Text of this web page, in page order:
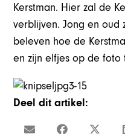
Kerstman. Hier zal de
verblijven. Jong en oud
beleven hoe de
en zijn elfjes op de foto
Deel dit artikel: